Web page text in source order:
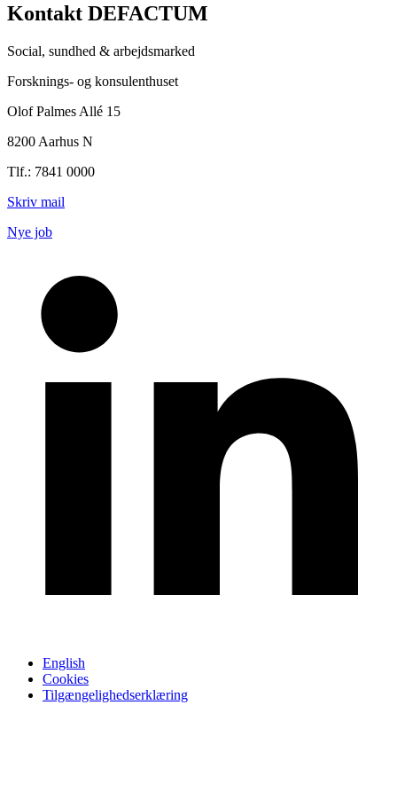
Kontakt DEFACTUM
Social, sundhed & arbejdsmarked
Forsknings- og konsulenthuset
Olof Palmes Allé 15
8200 Aarhus N
Tlf.: 7841 0000
Skriv mail
Nye job
English
Cookies
Tilgængelighedserklæring